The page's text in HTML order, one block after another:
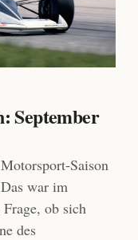
September
Saison
war im
ob sich
des